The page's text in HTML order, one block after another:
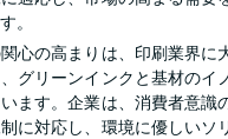
。
心の高まりは、印刷業界に
グリーンインクと基材のイ
ます。企業は、消費者意識
に対応し、環境に優しいソ